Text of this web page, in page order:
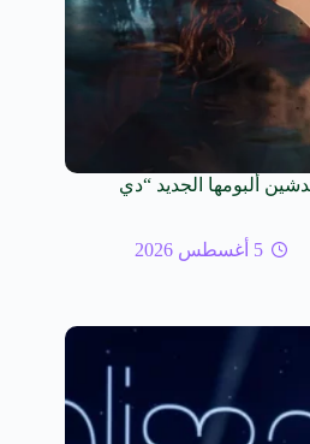
ألبومها الجديد “دي
5 أغسطس 2026